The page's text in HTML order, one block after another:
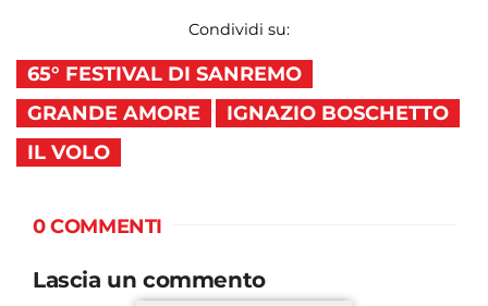
Condividi su:
65° FESTIVAL DI SANREMO
GRANDE AMORE
IGNAZIO BOSCHETTO
IL VOLO
0 COMMENTI
Lascia un commento